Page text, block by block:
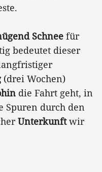
Schnee für
bedeutet dieser
(drei Wochen)
die Fahrt geht, in
durch den
Unterkunftwir